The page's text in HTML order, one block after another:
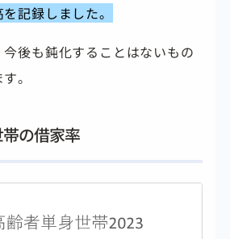
記録しました。
後も鈍化することはないもの
。
の借家率